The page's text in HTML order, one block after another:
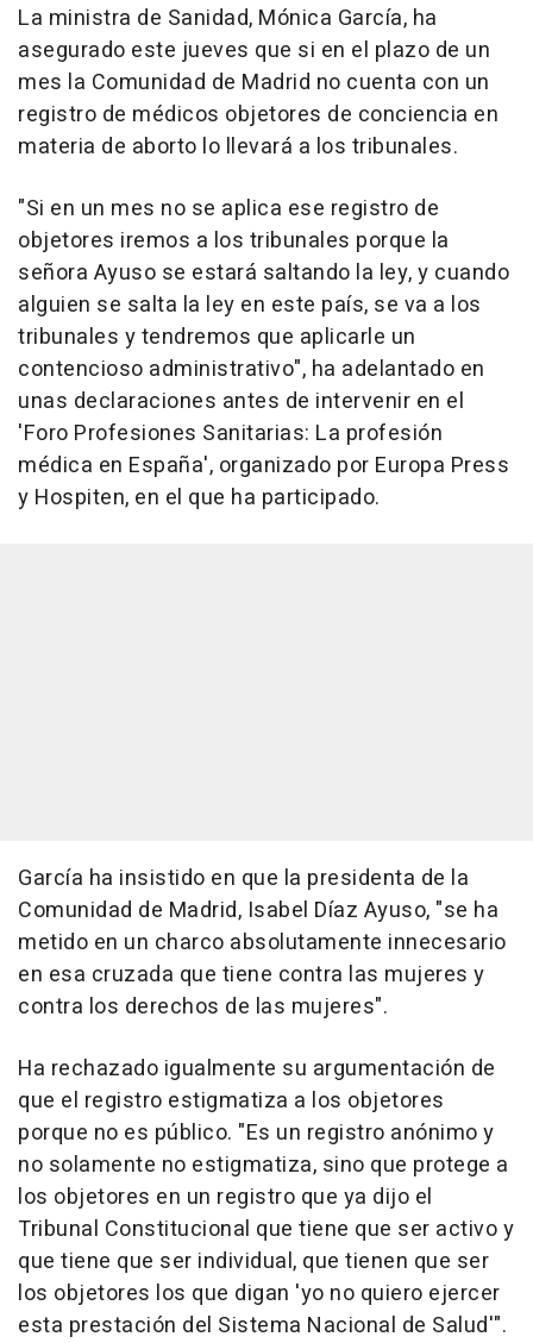
La ministra de Sanidad, Mónica García, ha
asegurado este jueves que si en el plazo de un
mes la Comunidad de Madrid no cuenta con un
registro de médicos objetores de conciencia en
materia de aborto lo llevará a los tribunales.
"Si en un mes no se aplica ese registro de
objetores iremos a los tribunales porque la
señora Ayuso se estará saltando la ley, y cuando
alguien se salta la ley en este país, se va a los
tribunales y tendremos que aplicarle un
contencioso administrativo", ha adelantado en
unas declaraciones antes de intervenir en el
'Foro Profesiones Sanitarias: La profesión
médica en España', organizado por Europa Press
y Hospiten, en el que ha participado.
García ha insistido en que la presidenta de la
Comunidad de Madrid, Isabel Díaz Ayuso, "se ha
metido en un charco absolutamente innecesario
en esa cruzada que tiene contra las mujeres y
contra los derechos de las mujeres".
Ha rechazado igualmente su argumentación de
que el registro estigmatiza a los objetores
porque no es público. "Es un registro anónimo y
no solamente no estigmatiza, sino que protege a
los objetores en un registro que ya dijo el
Tribunal Constitucional que tiene que ser activo y
que tiene que ser individual, que tienen que ser
los objetores los que digan 'yo no quiero ejercer
esta prestación del Sistema Nacional de Salud'".